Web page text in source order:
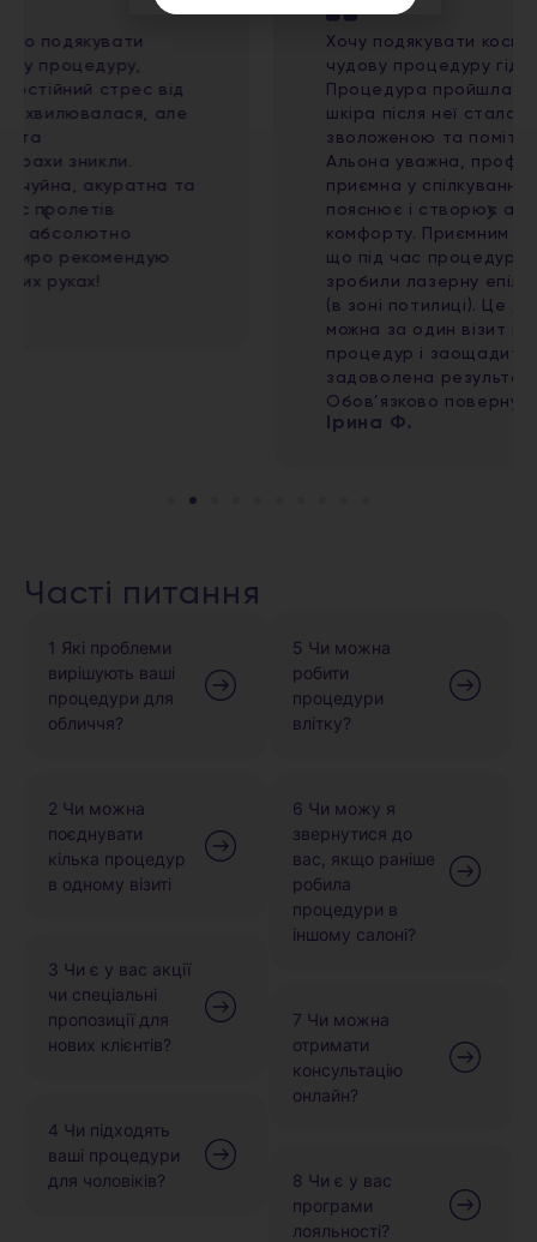
Хочу подякувати косметологу Альоні за
чудову процедуру гідропілінгу обличчя!
Процедура пройшла дуже комфортно,
шкіра після неї стала чистою, свіжою,
зволоженою та помітно більш доглянутою.
Альона уважна, професійна та дуже
приємна у спілкуванні, все детально
пояснює і створює атмосферу повного
комфорту. Приємним бонусом стало те,
що під час процедури мені одночасно
зробили лазерну епіляцію волосся на шиї
(в зоні потилиці). Це дуже зручно, адже
можна за один візит поєднати кілька
процедур і заощадити час. Дуже
задоволена результатом і сервісом!
Обов’язково повернуся ще
Часті питання
1 Які проблеми
вирішують ваші
процедури для
обличчя?
2 Чи можна
поєднувати
кілька процедур
в одному візиті
3 Чи є у вас акції
чи спеціальні
пропозиції для
нових клієнтів?
4 Чи підходять
ваші процедури
для чоловіків?
5 Чи можна
робити
процедури
влітку?
6 Чи можу я
звернутися до
вас, якщо раніше
робила
процедури в
іншому салоні?
7 Чи можна
отримати
консультацію
онлайн?
8 Чи є у вас
програми
лояльності?